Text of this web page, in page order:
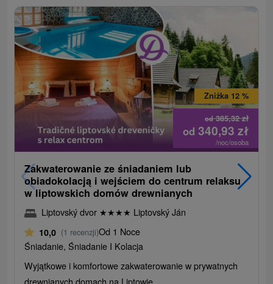
od385,32zł
Zniżka 12 %
od 340,93zł
/noc/osoba
Zakwaterowanie ze śniadaniem lub
obiadokolacją i wejściem do centrum relaksu
w liptowskich domów drewnianych
Liptovský dvor ★★★★ Liptovský Ján
10,0 (1 recenzji)Od 1 Noce
Śniadanie, Śniadanie I Kolacja
Wyjątkowe i komfortowe zakwaterowanie w prywatnych
drewnianych domach na Liptowie.